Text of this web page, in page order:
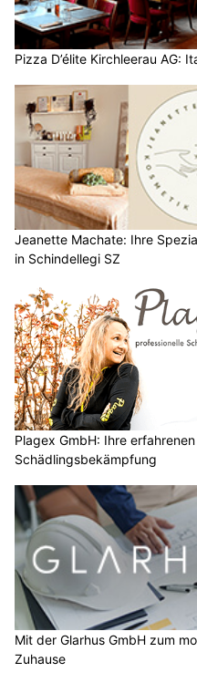
Pizza D’élite Kirchleerau AG:
Jeanette Machate: Ihre
in Schindellegi SZ
Plagex GmbH: Ihre
Schädlingsbekämpfung
Mit der Glarhus GmbH zum
Zuhause